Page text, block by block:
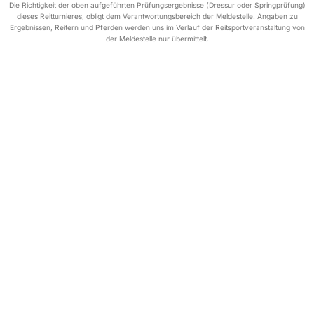
Die Richtigkeit der oben aufgeführten Prüfungsergebnisse (Dressur oder Springprüfung)
dieses Reitturnieres, obligt dem Verantwortungsbereich der Meldestelle. Angaben zu
Ergebnissen, Reitern und Pferden werden uns im Verlauf der Reitsportveranstaltung von
der Meldestelle nur übermittelt.